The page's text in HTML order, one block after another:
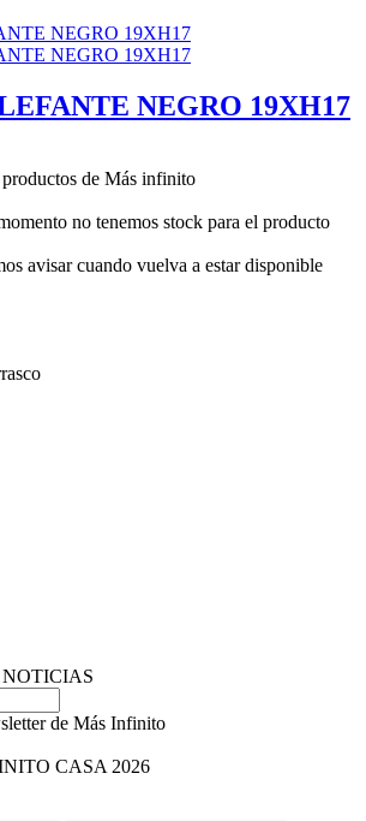
NEGRO 19XH17
no tenemos stock para el producto
avisar cuando vuelva a estar disponible
NOTICIAS
CASA 2026